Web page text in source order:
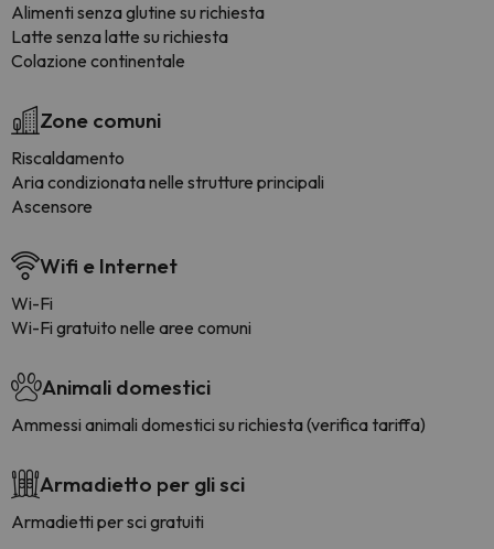
Alimenti senza glutine su richiesta
Latte senza latte su richiesta
Colazione continentale
Zone comuni
Riscaldamento
Aria condizionata nelle strutture principali
Ascensore
Wifi e Internet
Wi-Fi
Wi-Fi gratuito nelle aree comuni
Animali domestici
Ammessi animali domestici su richiesta (verifica tariffa)
Armadietto per gli sci
Armadietti per sci gratuiti